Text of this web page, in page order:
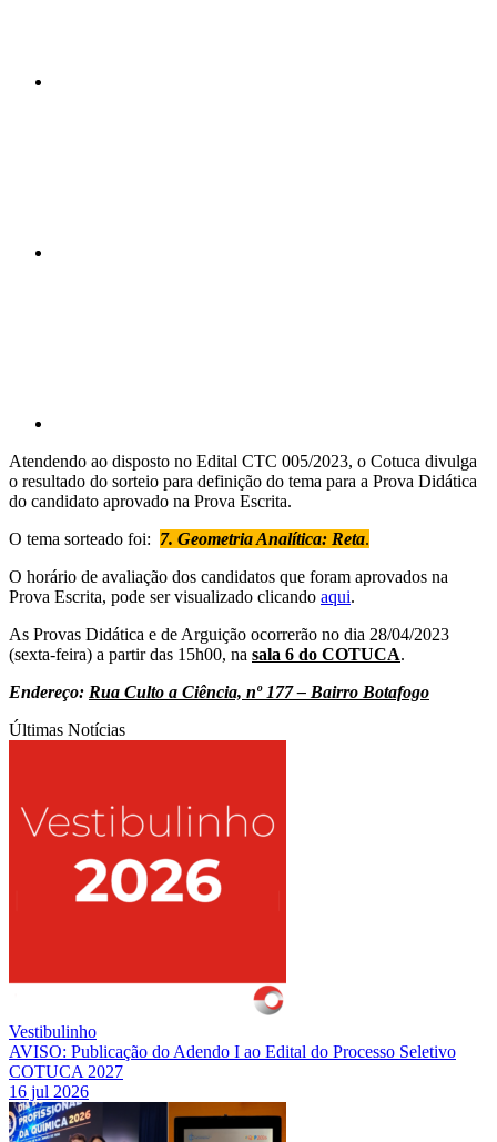
Atendendo ao disposto no Edital CTC 005/2023, o Cotuca divulga
o resultado do sorteio para definição do tema para a Prova Didática
do candidato aprovado na Prova Escrita.
O tema sorteado foi: 7. Geometria Analítica: Reta.
O horário de avaliação dos candidatos que foram aprovados na
Prova Escrita, pode ser visualizado clicando aqui.
As Provas Didática e de Arguição ocorrerão no dia 28/04/2023
(sexta-feira) a partir das 15h00, na sala 6 do COTUCA.
Endereço: Rua Culto a Ciência, nº 177 – Bairro Botafogo
Últimas Notícias
Vestibulinho
AVISO: Publicação do Adendo I ao Edital do Processo Seletivo
COTUCA 2027
16 jul 2026